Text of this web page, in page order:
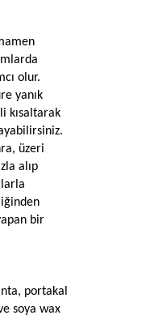
olur.
yanık
kısaltarak
üzeri
alıp
bir
portakal
soya wax